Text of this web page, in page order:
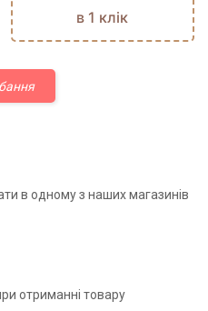
в 1 клік
в одному з наших магазинів
отриманні товару